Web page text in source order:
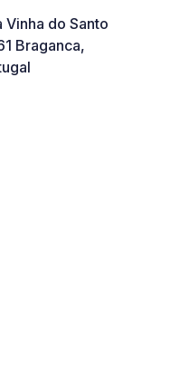
Vinha do Santo
Braganca,